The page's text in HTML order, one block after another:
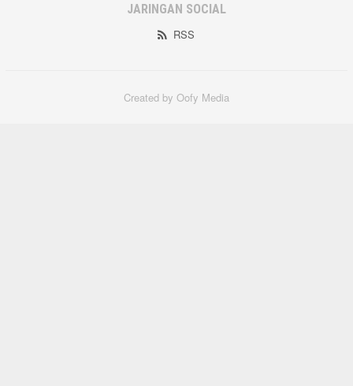
JARINGAN SOCIAL
RSS
Created by Oofy Media